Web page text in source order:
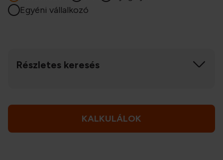
Egyéni vállalkozó
Részletes keresés
KALKULÁLOK